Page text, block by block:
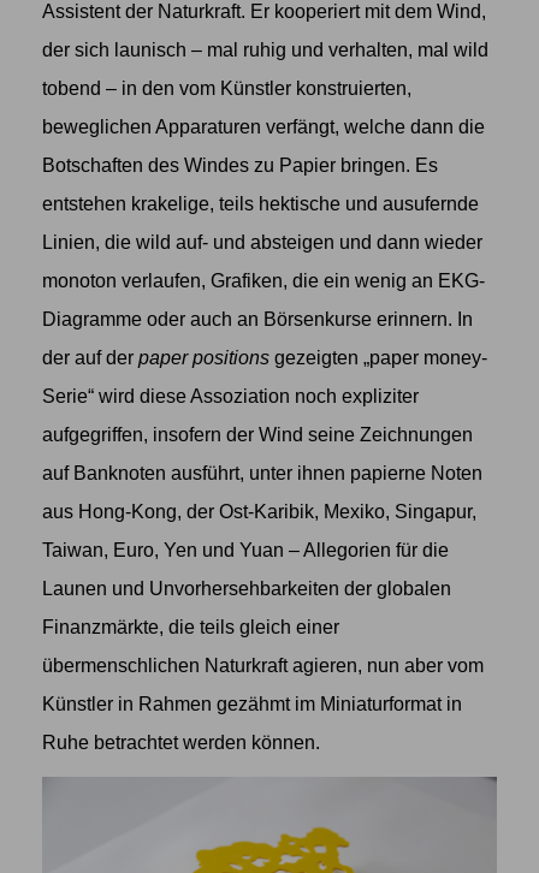
Assistent der Naturkraft. Er kooperiert mit dem Wind,
der sich launisch – mal ruhig und verhalten, mal wild
tobend – in den vom Künstler konstruierten,
beweglichen Apparaturen verfängt, welche dann die
Botschaften des Windes zu Papier bringen. Es
entstehen krakelige, teils hektische und ausufernde
Linien, die wild auf- und absteigen und dann wieder
monoton verlaufen, Grafiken, die ein wenig an EKG-
Diagramme oder auch an Börsenkurse erinnern. In
der auf der paper positions gezeigten „paper money-
Serie“ wird diese Assoziation noch expliziter
aufgegriffen, insofern der Wind seine Zeichnungen
auf Banknoten ausführt, unter ihnen papierne Noten
aus Hong-Kong, der Ost-Karibik, Mexiko, Singapur,
Taiwan, Euro, Yen und Yuan – Allegorien für die
Launen und Unvorhersehbarkeiten der globalen
Finanzmärkte, die teils gleich einer
übermenschlichen Naturkraft agieren, nun aber vom
Künstler in Rahmen gezähmt im Miniaturformat in
Ruhe betrachtet werden können.